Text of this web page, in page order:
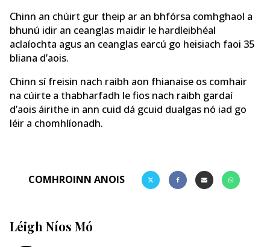
Chinn an chúirt gur theip ar an bhfórsa comhghaol a
bhunú idir an ceanglas maidir le hardleibhéal
aclaíochta agus an ceanglas earcú go heisiach faoi 35
bliana d’aois.
Chinn sí freisin nach raibh aon fhianaise os comhair
na cúirte a thabharfadh le fios nach raibh gardaí
d’aois áirithe in ann cuid dá gcuid dualgas nó iad go
léir a chomhlíonadh.
COMHROINN ANOIS
Léigh Níos Mó